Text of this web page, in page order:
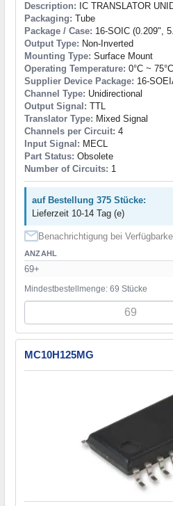
Description: IC TRANSLATOR
Packaging: Tube
Package / Case: 16-SOIC (0.209",
Output Type: Non-Inverted
Mounting Type: Surface Mount
Operating Temperature: 0°C ~
Supplier Device Package: 16-
Channel Type: Unidirectional
Output Signal: TTL
Translator Type: Mixed Signal
Channels per Circuit: 4
Input Signal: MECL
Part Status: Obsolete
Number of Circuits: 1
auf Bestellung 375 Stücke:
Lieferzeit 10-14 Tag (e)
Benachrichtigung bei
ANZAHL
69+
Mindestbestellmenge: 69 Stücke
MC10H125MG